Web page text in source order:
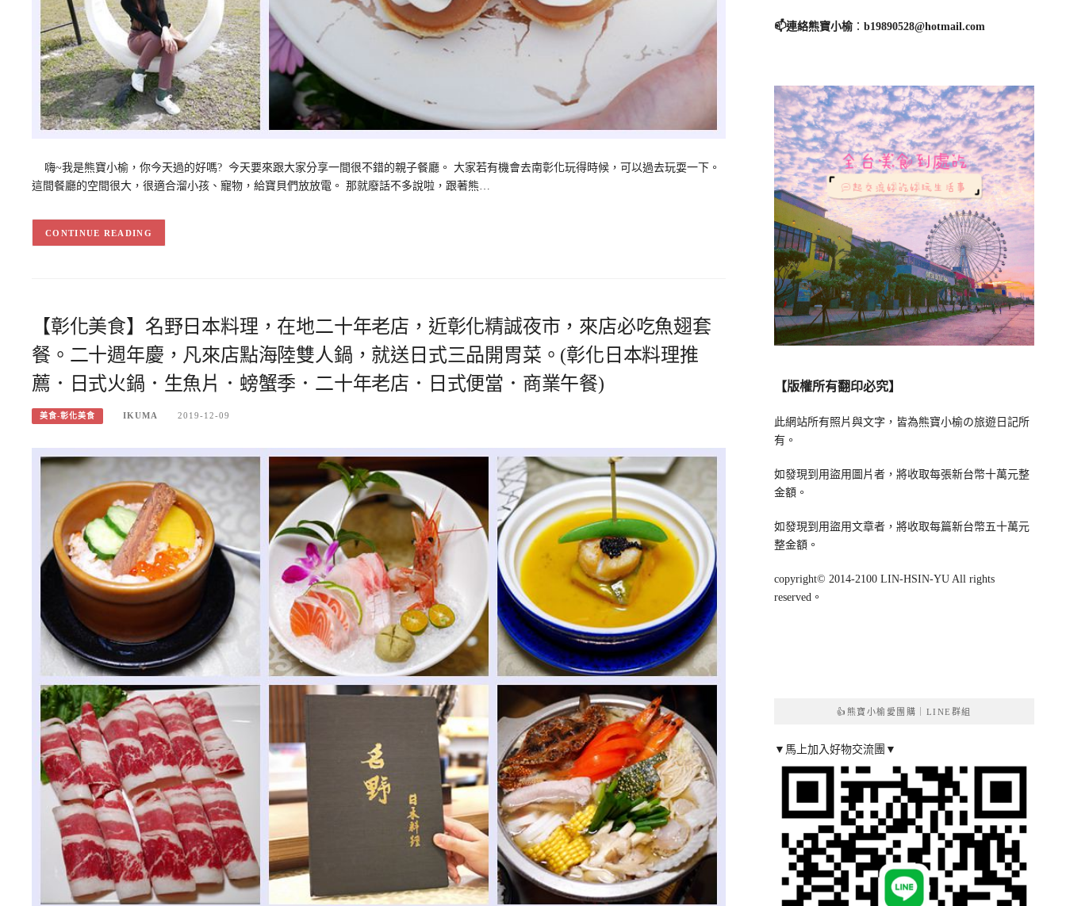
嗨~我是熊寶小榆，你今天過的好嗎? 今天要來跟大家分享一間很不錯的親子餐廳。 大家若有機會去南彰化玩得時候，可以過去玩耍一下。
這間餐廳的空間很大，很適合溜小孩、寵物，給寶貝們放放電。 那就廢話不多說啦，跟著熊…
CONTINUE READING
【彰化美食】名野日本料理，在地二十年老店，近彰化精誠夜市，來店必吃魚翅套
餐。二十週年慶，凡來店點海陸雙人鍋，就送日式三品開胃菜。(彰化日本料理推
薦．日式火鍋．生魚片．螃蟹季．二十年老店．日式便當．商業午餐)
美食-彰化美食 IKUMA 2019-12-09
📫連絡熊寶小榆： b19890528@hotmail.com
【版權所有翻印必究】
此網站所有照片與文字，皆為熊寶小榆の旅遊日記所
有。
如發現到用盜用圖片者，將收取每張新台幣十萬元整
金額。
如發現到用盜用文章者，將收取每篇新台幣五十萬元
整金額。
copyright© 2014-2100 LIN-HSIN-YU All rights
reserved。
👍熊寶小榆愛團購｜LINE群組
▼馬上加入好物交流團▼